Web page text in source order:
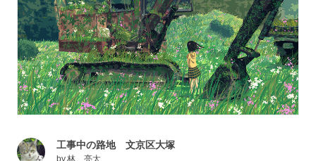
工事中の路地 文京区大塚
by林 亮太